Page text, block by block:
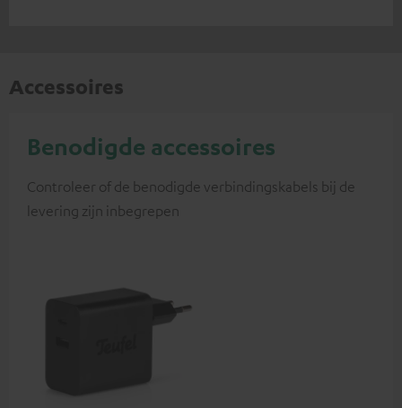
Accessoires
Benodigde accessoires
Controleer of de benodigde verbindingskabels bij de
levering zijn inbegrepen